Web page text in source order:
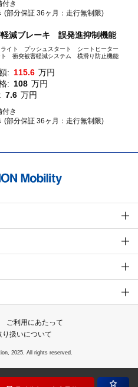
付き
(部分保証 36ヶ月：走行無制限)
減ブレーキ 誤発進抑制機能
ライト プッシュスタート シートヒーター
ト 衝突被害軽減システム 横滑り防止機能
: 115.6 万円
: 108 万円
7.6 万円
付き
(部分保証 36ヶ月：走行無制限)
ご利用にあたって
扱いについて
2025. All rights reserved.